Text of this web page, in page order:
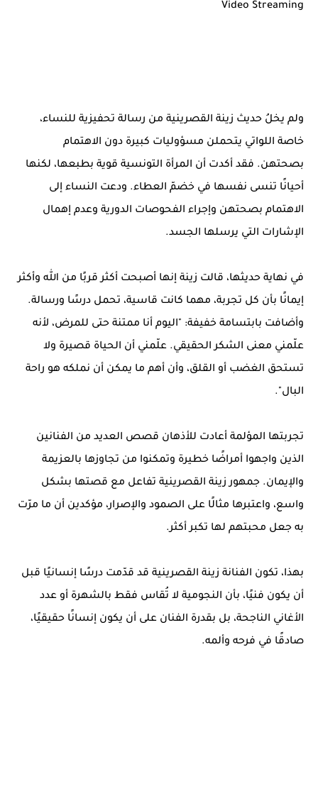
Video Streaming
ولم يخلُ حديث زينة القصرينية من رسالة تحفيزية للنساء،
خاصة اللواتي يتحملن مسؤوليات كبيرة دون الاهتمام
بصحتهن. فقد أكدت أن المرأة التونسية قوية بطبعها، لكنها
أحيانًا تنسى نفسها في خضمّ العطاء. ودعت النساء إلى
الاهتمام بصحتهن وإجراء الفحوصات الدورية وعدم إهمال
الإشارات التي يرسلها الجسد.
في نهاية حديثها، قالت زينة إنها أصبحت أكثر قربًا من الله وأكثر
إيمانًا بأن كل تجربة، مهما كانت قاسية، تحمل درسًا ورسالة.
وأضافت بابتسامة خفيفة: "اليوم أنا ممتنة حتى للمرض، لأنه
علّمني معنى الشكر الحقيقي. علّمني أن الحياة قصيرة ولا
تستحق الغضب أو القلق، وأن أهم ما يمكن أن نملكه هو راحة
البال".
تجربتها المؤلمة أعادت للأذهان قصص العديد من الفنانين
الذين واجهوا أمراضًا خطيرة وتمكنوا من تجاوزها بالعزيمة
والإيمان. جمهور زينة القصرينية تفاعل مع قصتها بشكل
واسع، واعتبرها مثالًا على الصمود والإصرار، مؤكدين أن ما مرّت
به جعل محبتهم لها تكبر أكثر.
بهذا، تكون الفنانة زينة القصرينية قد قدّمت درسًا إنسانيًا قبل
أن يكون فنيًا، بأن النجومية لا تُقاس فقط بالشهرة أو عدد
الأغاني الناجحة، بل بقدرة الفنان على أن يكون إنسانًا حقيقيًا،
صادقًا في فرحه وألمه.